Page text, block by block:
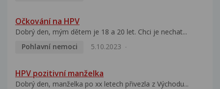
Očkování na HPV
Dobrý den, mým dětem je 18 a 20 let. Chci je nechat...
Pohlavní nemoci
5.10.2023
HPV pozitivní manželka
Dobrý den, manželka po xx letech přivezla z Východu...